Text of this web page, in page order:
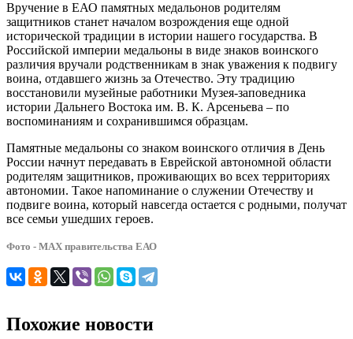
Вручение в ЕАО памятных медальонов родителям
защитников станет началом возрождения еще одной
исторической традиции в истории нашего государства. В
Российской империи медальоны в виде знаков воинского
различия вручали родственникам в знак уважения к подвигу
воина, отдавшего жизнь за Отечество. Эту традицию
восстановили музейные работники Музея-заповедника
истории Дальнего Востока им. В. К. Арсеньева – по
воспоминаниям и сохранившимся образцам.
Памятные медальоны со знаком воинского отличия в День
России начнут передавать в Еврейской автономной области
родителям защитников, проживающих во всех территориях
автономии. Такое напоминание о служении Отечеству и
подвиге воина, который навсегда остается с родными, получат
все семьи ушедших героев.
Фото - МАХ правительства ЕАО
Похожие новости